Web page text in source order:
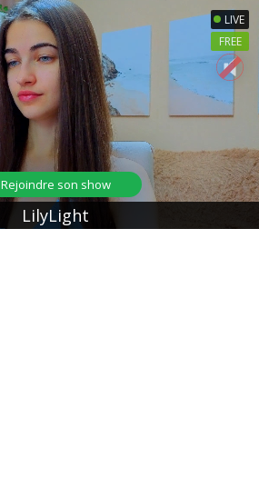
LIVE
FREE
LilyLight
Rejoindre son show